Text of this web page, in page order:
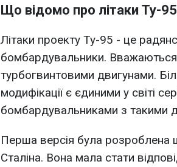
Що відомо про літаки Ту-
Літаки проекту Ту-95 - це
бомбардувальники.
турбогвинтовими двигунами.
модифікації є єдиними у світі
бомбардувальниками з такими
Перша версія була
Сталіна. Вона мала стати